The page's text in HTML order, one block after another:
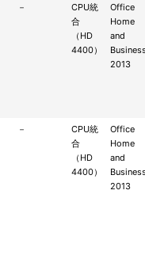
－
CPU統
合
（HD
4400）
Office
Home
and
2013
－
CPU統
合
（HD
4400）
Office
Home
and
2013